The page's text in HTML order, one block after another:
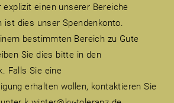
explizit einen unserer Bereiche
ist dies unser Spendenkonto.
bestimmten Bereich zu Gute
Sie dies bitte in den
Falls Sie eine
erhalten wollen, kontaktieren Sie